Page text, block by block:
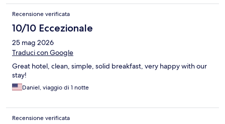
Recensione verificata
10/10 Eccezionale
25 mag 2026
Traduci con Google
Great hotel, clean, simple, solid breakfast, very happy with our
stay!
Daniel, viaggio di 1 notte
Recensione verificata